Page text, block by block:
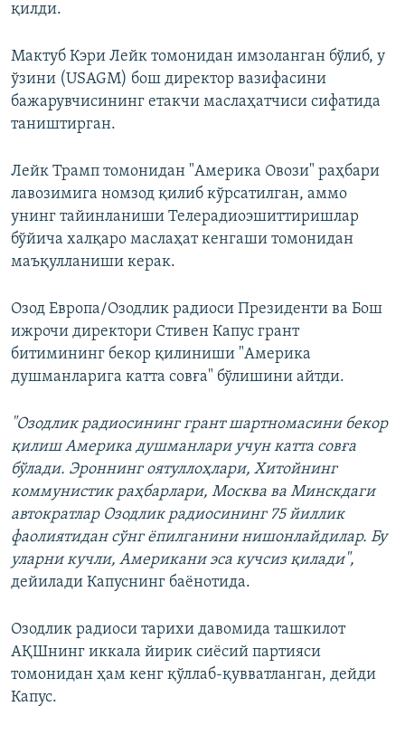
қилди.
Мактуб Кэри Лейк томонидан имзоланган бўлиб, у
ўзини (USAGM) бош директор вазифасини
бажарувчисининг етакчи маслаҳатчиси сифатида
таништирган.
Лейк Трамп томонидан "Америка Овози" раҳбари
лавозимига номзод қилиб кўрсатилган, аммо
унинг тайинланиши Телерадиоэшиттиришлар
бўйича халқаро маслаҳат кенгаши томонидан
маъқулланиши керак.
Озод Европа/Озодлик радиоси Президенти ва Бош
ижрочи директори Стивен Капус грант
битимининг бекор қилиниши "Америка
душманларига катта совға" бўлишини айтди.
"Озодлик радиосининг грант шартномасини бекор
қилиш Америка душманлари учун катта совға
бўлади. Эроннинг оятуллоҳлари, Хитойнинг
коммунистик раҳбарлари, Москва ва Минскдаги
автократлар Озодлик радиосининг 75 йиллик
фаолиятидан сўнг ёпилганини нишонлайдилар. Бу
уларни кучли, Американи эса кучсиз қилади",
дейилади Капуснинг баёнотида.
Озодлик радиоси тарихи давомида ташкилот
АҚШнинг иккала йирик сиёсий партияси
томонидан ҳам кенг қўллаб-қувватланган, дейди
Капус.